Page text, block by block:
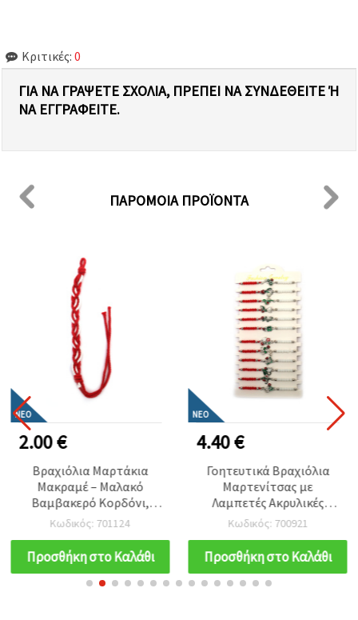
Κριτικές: 0
ΓΙΑ ΝΑ ΓΡΆΨΕΤΕ ΣΧΌΛΙΑ, ΠΡΈΠΕΙ ΝΑ ΣΥΝΔΕΘΕΊΤΕ Ή Ν
Α ΕΓΓΡΑΦΕΊΤΕ.
ΠΑΡΌΜΟΙΑ ΠΡΟΪΌΝΤΑ
ΝΈΟ
2.00 €
Βραχιόλια Μαρτάκια
Μακραμέ – Μαλακό
Βαμβακερό Κορδόνι,
Παραδοσιακά & Γιορτινά
Αξεσουάρ, Σετ 10
τεμαχίων
Κωδικός: 701124
Προσθήκη στο Καλάθι
ΝΈΟ
4.40 €
Γοητευτικά Βραχιόλια
Μαρτενίτσας με
Λαμπετές Ακρυλικές
Χάντρες και
Διακοσμητικό Μεταλλικό
Charm σε Ασημί/Χρυσό
Χρώμα – Μικτό Σετ 12
Τεμ.
Κωδικός: 700921
Προσθήκη στο Καλάθι